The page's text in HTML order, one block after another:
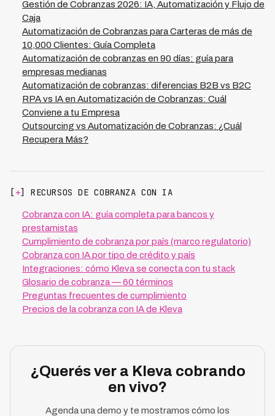
LATAM con diferentes dinámicas de mercado, es
posible construir escenarios más realistas segmentados
por geografía, producto y perfil de deudor. Esto
transforma la planificación financiera de un ejercicio
reactivo a uno predictivo, permitiendo mejores
decisiones sobre inversión, capital de trabajo y
estrategia de crecimiento.
Gestión de Cobranzas 2026: IA, Automatización y Flujo de
Caja
Automatización de Cobranzas para Carteras de más de
10,000 Clientes: Guía Completa
Automatización de cobranzas en 90 días: guía para
empresas medianas
Automatización de cobranzas: diferencias B2B vs B2C
RPA vs IA en Automatización de Cobranzas: Cuál
Conviene a tu Empresa
Outsourcing vs Automatización de Cobranzas: ¿Cuál
Recupera Más?
[+] RECURSOS DE COBRANZA CON IA
Cobranza con IA: guía completa para bancos y
prestamistas
Cumplimiento de cobranza por país (marco regulatorio)
Cobranza con IA por tipo de crédito y país
Integraciones: cómo Kleva se conecta con tu stack
Glosario de cobranza — 60 términos
Preguntas frecuentes de cumplimiento
Precios de la cobranza con IA de Kleva
¿Querés ver a Kleva cobrando
en vivo?
Agenda una demo y te mostramos cómo los